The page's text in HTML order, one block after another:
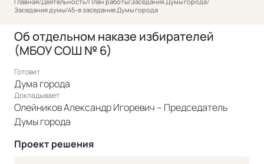
Заседания думы/45-е заседание Думы города
Об отдельном наказе избирателей
(МБОУ СОШ № 6)
Готовит
Дума города
Докладывает
Олейников Александр Игоревич – Председатель
Думы города
Проект решения